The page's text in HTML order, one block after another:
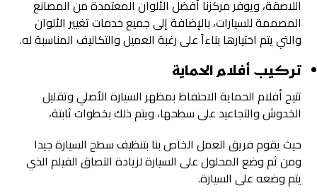
اللاصقة، ويوفر مركزنا أفضل الألوان المعتمدة من المصانع
المصممة للسيارات، بالإضافة إلى جميع خدمات تغيير الألوان
والتي يتم اختيارها بناءاً على رغبة العميل والتكاليف المناسبة له.
تركيب أفلام الحماية
تتيح أفلام الحماية الاحتفاظ بمظهر السيارة الأصلي وتقليل
الخدوش والتجاعيد على سطحها، ويتم ذلك بخطوات ثابتة،
حيث يقوم فريق العمل الخاص بنا بتنظيف سطح السيارة جيدا
ومن ثم وضع المحلول على السيارة لزيادة التصاق الفيلم الذي
يتم وضعه على السيارة.